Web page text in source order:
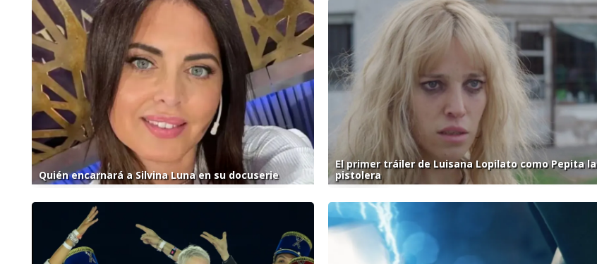
Quién encarnará a Silvina Luna en su docuserie
El primer tráiler de Luisana Lopilato como Pepita la
pistolera